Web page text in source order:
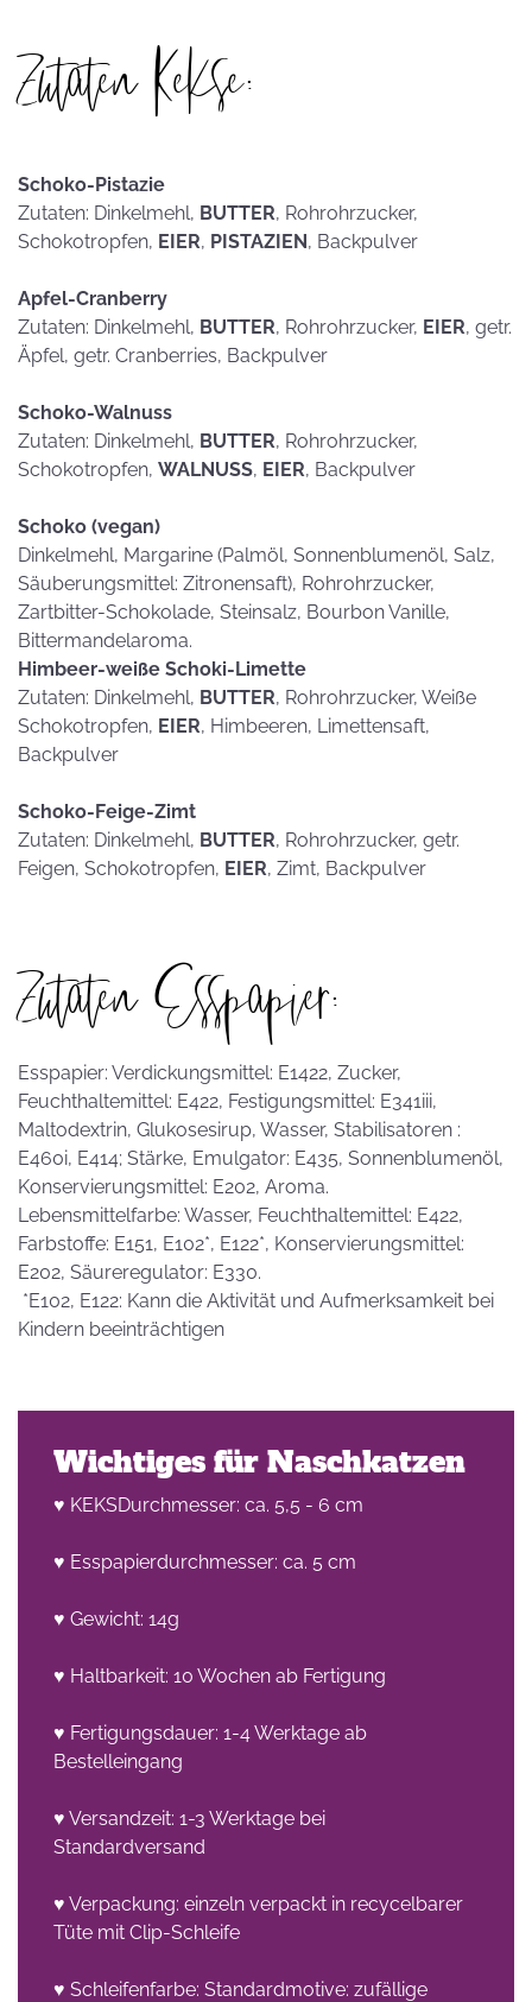
Zutaten Kekse:
Schoko-Pistazie
Zutaten: Dinkelmehl, BUTTER, Rohrohrzucker,
Schokotropfen, EIER, PISTAZIEN, Backpulver
Apfel-Cranberry
Zutaten: Dinkelmehl, BUTTER, Rohrohrzucker, EIER, getr.
Äpfel, getr. Cranberries, Backpulver
Schoko-Walnuss
Zutaten: Dinkelmehl, BUTTER, Rohrohrzucker,
Schokotropfen, WALNUSS, EIER, Backpulver
Schoko (vegan)
Dinkelmehl, Margarine (Palmöl, Sonnenblumenöl, Salz,
Säuberungsmittel: Zitronensaft), Rohrohrzucker,
Zartbitter-Schokolade, Steinsalz, Bourbon Vanille,
Bittermandelaroma.
Himbeer-weiße Schoki-Limette
Zutaten: Dinkelmehl, BUTTER, Rohrohrzucker, Weiße
Schokotropfen, EIER, Himbeeren, Limettensaft,
Backpulver
Schoko-Feige-Zimt
Zutaten: Dinkelmehl, BUTTER, Rohrohrzucker, getr.
Feigen, Schokotropfen, EIER, Zimt, Backpulver
Zutaten Esspapier:
Esspapier: Verdickungsmittel: E1422, Zucker,
Feuchthaltemittel: E422, Festigungsmittel: E341iii,
Maltodextrin, Glukosesirup, Wasser, Stabilisatoren :
E460i, E414; Stärke, Emulgator: E435, Sonnenblumenöl,
Konservierungsmittel: E202, Aroma.
Lebensmittelfarbe: Wasser, Feuchthaltemittel: E422,
Farbstoffe: E151, E102*, E122*, Konservierungsmittel:
E202, Säureregulator: E330.
*E102, E122: Kann die Aktivität und Aufmerksamkeit bei
Kindern beeinträchtigen
Wichtiges für Naschkatzen
♥ KEKSDurchmesser: ca. 5,5 - 6 cm
♥ Esspapierdurchmesser: ca. 5 cm
♥ Gewicht: 14g
♥ Haltbarkeit: 10 Wochen ab Fertigung
♥ Fertigungsdauer: 1-4 Werktage ab
Bestelleingang
♥ Versandzeit: 1-3 Werktage bei
Standardversand
♥ Verpackung: einzeln verpackt in recycelbarer
Tüte mit Clip-Schleife
♥ Schleifenfarbe: Standardmotive: zufällige